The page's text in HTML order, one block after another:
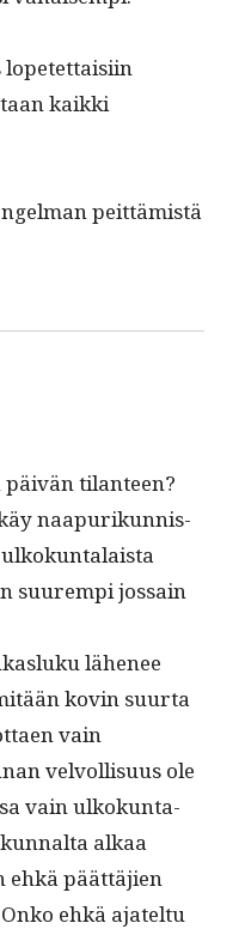
lopetet­taisi­in
kaik­ki
peittämistä
päivän tilanteen?
naa­purikun­nis­
suurem­pi jos­sain
lähe­nee
kovin suur­ta
vain
velvol­lisu­us ole
vain ulkokun­ta­
alkaa
ehkä päät­täjien
ehkä ajatel­tu